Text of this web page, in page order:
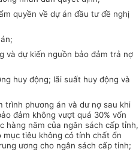
quyền về dự án đầu tư đề nghị
và dự kiến nguồn bảo đảm trả nợ
huy động; lãi suất huy động và
trình phương án và dư nợ sau khi
đảm không vượt quá 30% vốn
hàng năm của ngân sách cấp tỉnh,
tiêu không có tính chất ổn
ương cho ngân sách cấp tỉnh;